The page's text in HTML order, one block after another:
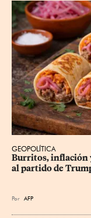
GEOPOLÍTICA
Burritos, inflación
al partido de
Por AFP